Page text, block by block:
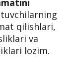
qilishlari,
va
lozim.